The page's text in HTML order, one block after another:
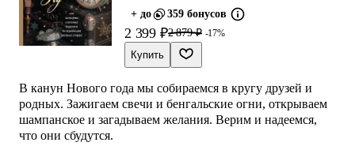
+ до 359 бонусов
2 399 ₽2 879 ₽ -17%
Купить
В канун Нового года мы собираемся в кругу друзей и
родных. Зажигаем свечи и бенгальские огни, открываем
шампанское и загадываем желания. Верим и надеемся,
что они сбудутся.